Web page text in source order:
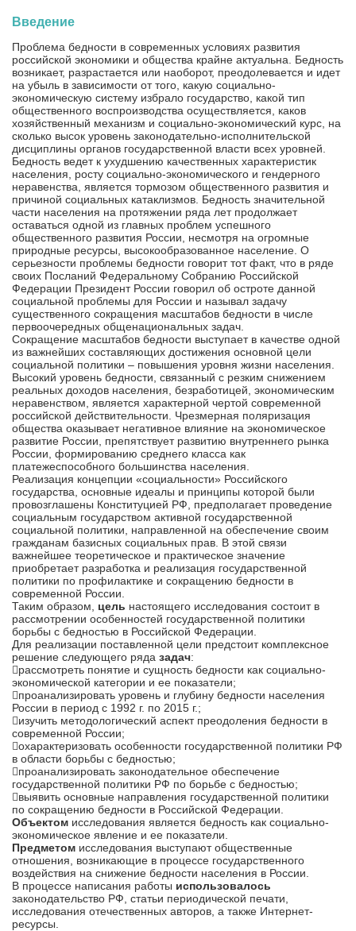
Введение
Проблема бедности в современных условиях развития
российской экономики и общества крайне актуальна. Бедность
возникает, разрастается или наоборот, преодолевается и идет
на убыль в зависимости от того, какую социально-
экономическую систему избрало государство, какой тип
общественного воспроизводства осуществляется, каков
хозяйственный механизм и социально-экономический курс, на
сколько высок уровень законодательно-исполнительской
дисциплины органов государственной власти всех уровней.
Бедность ведет к ухудшению качественных характеристик
населения, росту социально-экономического и гендерного
неравенства, является тормозом общественного развития и
причиной социальных катаклизмов. Бедность значительной
части населения на протяжении ряда лет продолжает
оставаться одной из главных проблем успешного
общественного развития России, несмотря на огромные
природные ресурсы, высокообразованное население. О
серьезности проблемы бедности говорит тот факт, что в ряде
своих Посланий Федеральному Собранию Российской
Федерации Президент России говорил об остроте данной
социальной проблемы для России и называл задачу
существенного сокращения масштабов бедности в числе
первоочередных общенациональных задач.
Сокращение масштабов бедности выступает в качестве одной
из важнейших составляющих достижения основной цели
социальной политики – повышения уровня жизни населения.
Высокий уровень бедности, связанный с резким снижением
реальных доходов населения, безработицей, экономическим
неравенством, является характерной чертой современной
российской действительности. Чрезмерная поляризация
общества оказывает негативное влияние на экономическое
развитие России, препятствует развитию внутреннего рынка
России, формированию среднего класса как
платежеспособного большинства населения.
Реализация концепции «социальности» Российского
государства, основные идеалы и принципы которой были
провозглашены Конституцией РФ, предполагает проведение
социальным государством активной государственной
социальной политики, направленной на обеспечение своим
гражданам базисных социальных прав. В этой связи
важнейшее теоретическое и практическое значение
приобретает разработка и реализация государственной
политики по профилактике и сокращению бедности в
современной России.
Таким образом, цель настоящего исследования состоит в
рассмотрении особенностей государственной политики
борьбы с бедностью в Российской Федерации.
Для реализации поставленной цели предстоит комплексное
решение следующего ряда задач:
рассмотреть понятие и сущность бедности как социально-
экономической категории и ее показатели;
проанализировать уровень и глубину бедности населения
России в период с 1992 г. по 2015 г.;
изучить методологический аспект преодоления бедности в
современной России;
охарактеризовать особенности государственной политики РФ
в области борьбы с бедностью;
проанализировать законодательное обеспечение
государственной политики РФ по борьбе с бедностью;
выявить основные направления государственной политики
по сокращению бедности в Российской Федерации.
Объектом исследования является бедность как социально-
экономическое явление и ее показатели.
Предметом исследования выступают общественные
отношения, возникающие в процессе государственного
воздействия на снижение бедности населения в России.
В процессе написания работы использовалось
законодательство РФ, статьи периодической печати,
исследования отечественных авторов, а также Интернет-
ресурсы.